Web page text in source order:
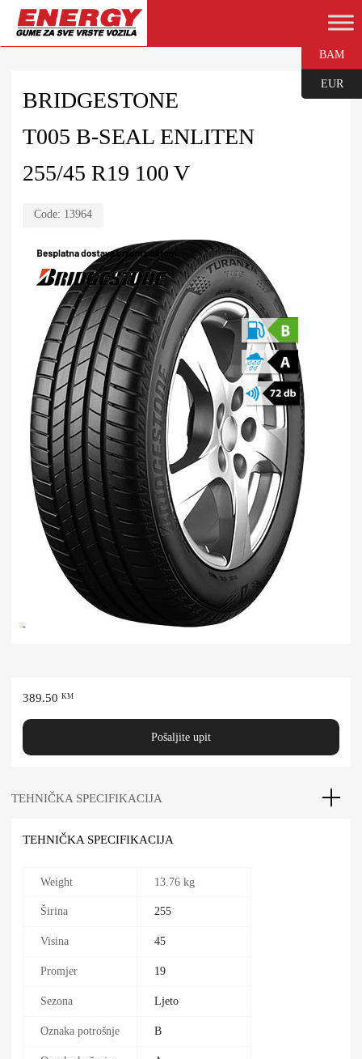
BRIDGESTONE
T005 B-SEAL ENLITEN
255/45 R19 100 V
Code: 13964
389.50 KM
Pošaljite upit
TEHNIČKA SPECIFIKACIJA
TEHNIČKA SPECIFIKACIJA
Weight 13.76 kg
Širina 255
Visina 45
Promjer 19
Sezona Ljeto
Oznaka potrošnje B
BAM
EUR